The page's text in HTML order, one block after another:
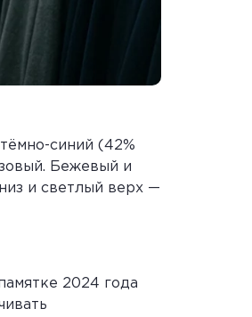
синий (42%
Бежевый и
и светлый верх —
2024 года